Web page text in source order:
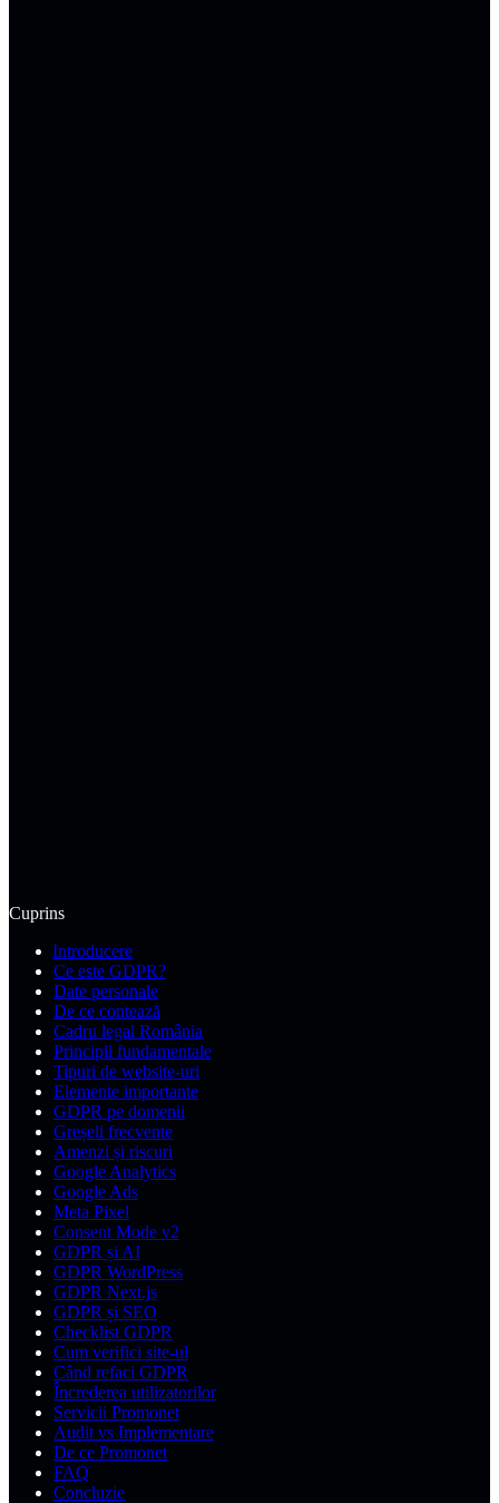
Cuprins
Introducere
Ce este GDPR?
Date personale
De ce contează
Cadru legal România
Principii fundamentale
Tipuri de website-uri
Elemente importante
GDPR pe domenii
Greșeli frecvente
Amenzi și riscuri
Google Analytics
Google Ads
Meta Pixel
Consent Mode v2
GDPR și AI
GDPR WordPress
GDPR Next.js
GDPR și SEO
Checklist GDPR
Cum verifici site-ul
Când refaci GDPR
Încrederea utilizatorilor
Servicii Promonet
Audit vs Implementare
De ce Promonet
FAQ
Concluzie